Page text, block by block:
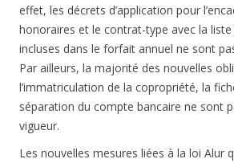
effet, les décrets d’application pour
honoraires et le contrat-type avec la
incluses dans le forfait annuel ne sont
Par ailleurs, la majorité des nouvelles
l’immatriculation de la copropriété, la
séparation du compte bancaire ne sont
vigueur.
Les nouvelles mesures liées à la loi Alur